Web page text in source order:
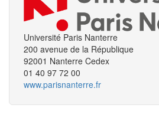
Université Paris Nanterre
200 avenue de la République
92001 Nanterre Cedex
01 40 97 72 00
www.parisnanterre.fr